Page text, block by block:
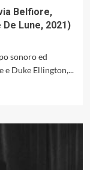
Belfiore,
Lune, 2021)
sonoro ed
e Duke Ellington,...